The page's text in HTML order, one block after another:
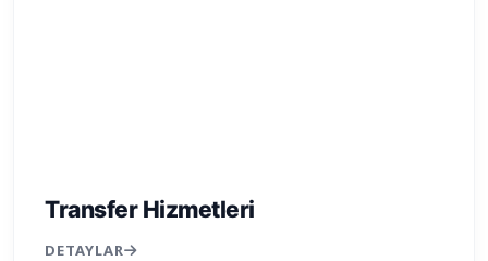
Transfer Hizmetleri
DETAYLAR